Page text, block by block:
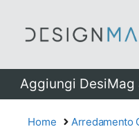
Aggiungi
Home Arredamento